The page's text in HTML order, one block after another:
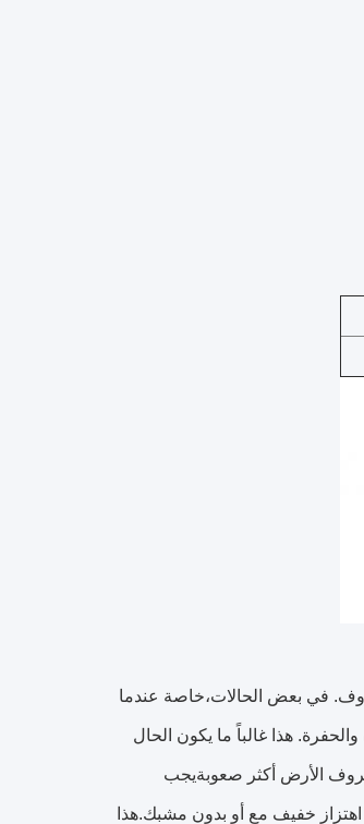
في بعض الحالات،خاصة عندما
هذا غالباً ما يكون الحال
الأرض أكثر صعوبةيجب
خفيف مع أو بدون مشبك.هذا